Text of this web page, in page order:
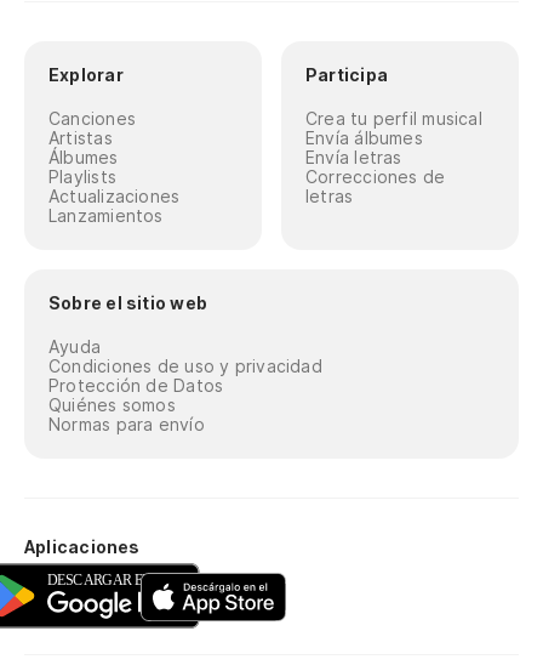
Explorar
Canciones
Artistas
Álbumes
Playlists
Actualizaciones
Lanzamientos
Participa
Crea tu perfil musical
Envía álbumes
Envía letras
Correcciones de
letras
Sobre el sitio web
Ayuda
Condiciones de uso y privacidad
Protección de Datos
Quiénes somos
Normas para envío
Aplicaciones